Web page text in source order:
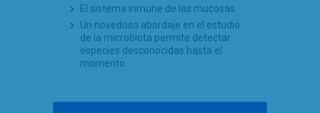
El sistema inmune de las mucosas
Un novedoso abordaje en el estudio
de la microbiota permite detectar
especies desconocidas hasta el
momento